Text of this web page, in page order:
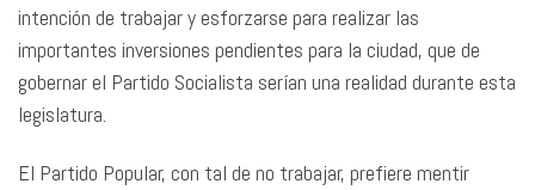
intención de trabajar y esforzarse para realizar las
importantes inversiones pendientes para la ciudad, que de
gobernar el Partido Socialista serían una realidad durante esta
legislatura.
El Partido Popular, con tal de no trabajar, prefiere mentir